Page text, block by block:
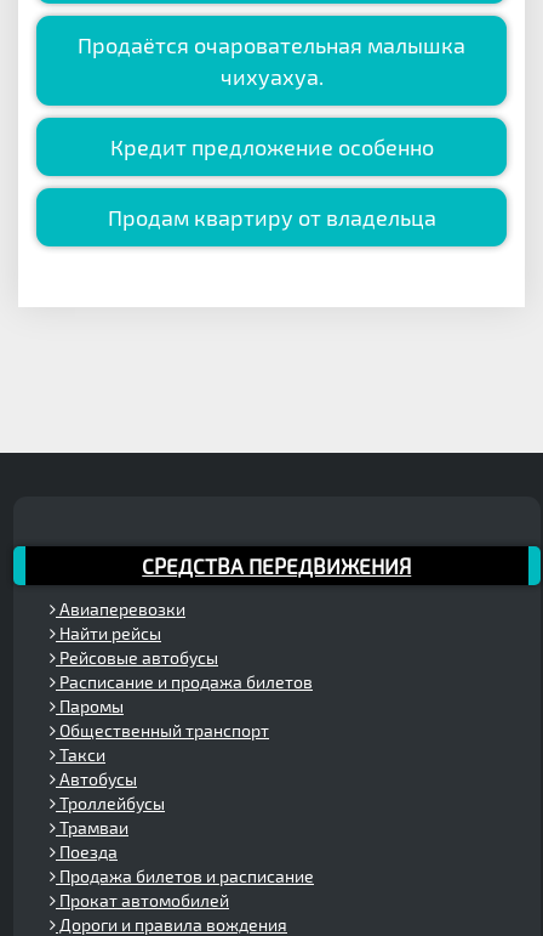
Продаётся очаровательная малышка
чихуахуа.
Кредит предложение особенно
Продам квартиру от владельца
СРЕДСТВА ПЕРЕДВИЖЕНИЯ
Авиаперевозки
Найти рейсы
Рейсовые автобусы
Расписание и продажа билетов
Паромы
Общественный транспорт
Такси
Автобусы
Троллейбусы
Трамваи
Поезда
Продажа билетов и расписание
Прокат автомобилей
Дороги и правила вождения